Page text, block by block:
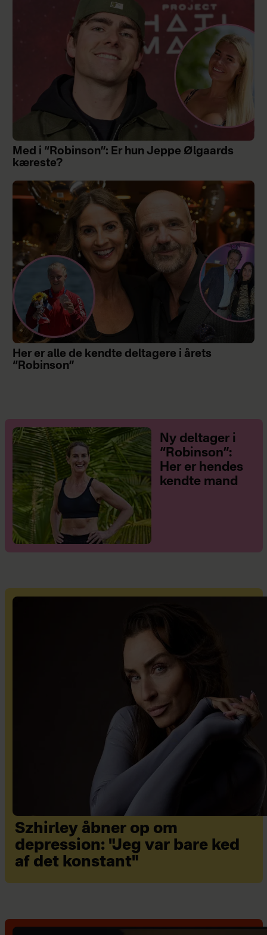
Med i “Robinson”: Er hun Jeppe Ølgaards
kæreste?
Her er alle de kendte deltagere i årets
“Robinson”
Ny deltager i
“Robinson”:
Her er hendes
kendte mand
Szhirley åbner op om
depression: "Jeg var bare ked
af det konstant"